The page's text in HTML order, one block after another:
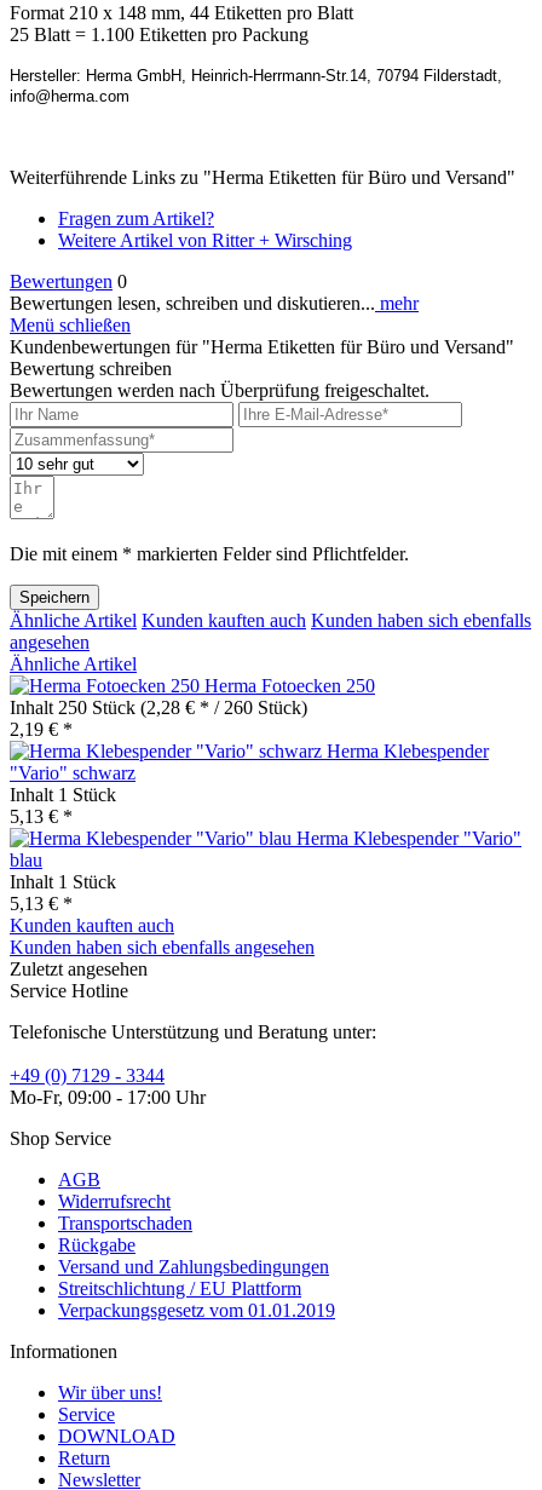
Format 210 x 148 mm, 44 Etiketten pro Blatt
25 Blatt = 1.100 Etiketten pro Packung
Hersteller: Herma GmbH, Heinrich-Herrmann-Str.14, 70794 Filderstadt,
info@herma.com
Weiterführende Links zu "Herma Etiketten für Büro und Versand"
Fragen zum Artikel?
Weitere Artikel von Ritter + Wirsching
Bewertungen 0
Bewertungen lesen, schreiben und diskutieren... mehr
Menü schließen
Kundenbewertungen für "Herma Etiketten für Büro und Versand"
Bewertung schreiben
Bewertungen werden nach Überprüfung freigeschaltet.
Die mit einem * markierten Felder sind Pflichtfelder.
Speichern
Ähnliche Artikel Kunden kauften auch Kunden haben sich ebenfalls
angesehen
Ähnliche Artikel
Herma Fotoecken 250
Inhalt 250 Stück (2,28 € * / 260 Stück)
2,19 € *
Herma Klebespender
"Vario" schwarz
Inhalt 1 Stück
5,13 € *
Herma Klebespender "Vario"
blau
Inhalt 1 Stück
5,13 € *
Kunden kauften auch
Kunden haben sich ebenfalls angesehen
Zuletzt angesehen
Service Hotline
Telefonische Unterstützung und Beratung unter:
+49 (0) 7129 - 3344
Mo-Fr, 09:00 - 17:00 Uhr
Shop Service
AGB
Widerrufsrecht
Transportschaden
Rückgabe
Versand und Zahlungsbedingungen
Streitschlichtung / EU Plattform
Verpackungsgesetz vom 01.01.2019
Informationen
Wir über uns!
Service
DOWNLOAD
Return
Newsletter